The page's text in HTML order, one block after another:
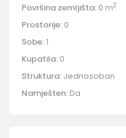
Površina zemljišta: 0 m2
Prostorije: 0
Sobe:1
Kupatila: 0
Struktura: Jednosoban
Namješten: Da